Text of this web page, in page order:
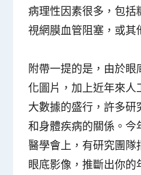
病理性因素很多，包括
視網膜血管阻塞，或其
附帶一提的是，由於眼
化圖片，加上近年來人
大數據的盛行，許多
和身體疾病的關係。今
醫學會上，有研究團隊
眼底影像，推斷出你的